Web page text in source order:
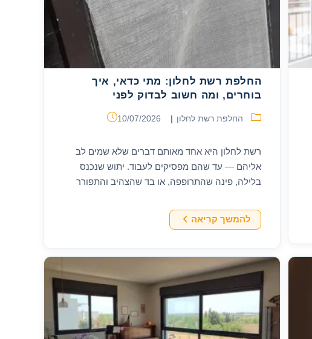
החלפת רשת לחלון: מתי כדאי, איך
בוחרים, ומה חשוב לבדוק לפני
קטגוריה:החלפת רשת לחלון פורסם:
10/07/2026
רשת לחלון היא אחד מאותם דברים שלא שמים לב
אליהם — עד שהם מפסיקים לעבוד. יתוש שנכנס
בלילה, פינה שהתרופפה, או בד שהצהיב והתפורר
להמשך קריאההחלפת
רשת
כדאי,
בוחרים,
ומה
חשוב
לפני